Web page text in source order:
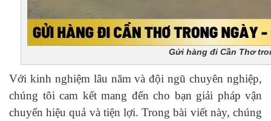
Gửi hàng đi Cần Thơ
Với kinh nghiệm lâu năm và đội ngũ chuyên nghiệp,
chúng tôi cam kết mang đến cho bạn giải pháp vận
chuyển hiệu quả và tiện lợi. Trong bài viết này, chúng